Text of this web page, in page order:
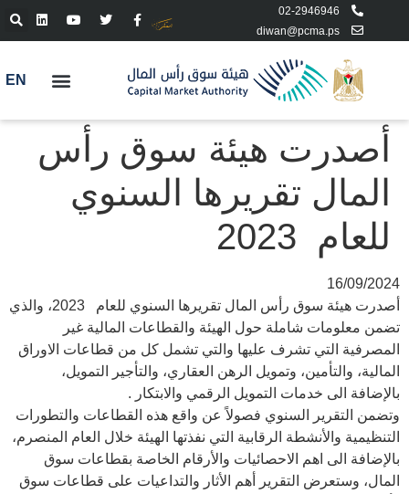
02-2946946
diwan@pcma.ps
EN
أصدرت هيئة سوق رأس
المال تقريرها السنوي
للعام 2023
16/09/2024
أصدرت هيئة سوق رأس المال تقريرها السنوي للعام 2023، والذي
تضمن معلومات شاملة حول الهيئة والقطاعات المالية غير
المصرفية التي تشرف عليها والتي تشمل كل من قطاعات الاوراق
المالية، والتأمين، وتمويل الرهن العقاري، والتأجير التمويل،
بالإضافة الى خدمات التمويل الرقمي والابتكار .
وتضمن التقرير السنوي فصولاً عن واقع هذه القطاعات والتطورات
التنظيمية والأنشطة الرقابية التي نفذتها الهيئة خلال العام المنصرم،
بالإضافة الى اهم الاحصائيات والأرقام الخاصة بقطاعات سوق
المال، وستعرض التقرير أهم الأثار والتداعيات على قطاعات سوق